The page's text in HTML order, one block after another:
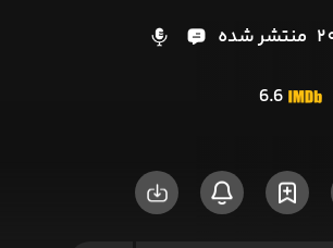
منتشر شده
6.6